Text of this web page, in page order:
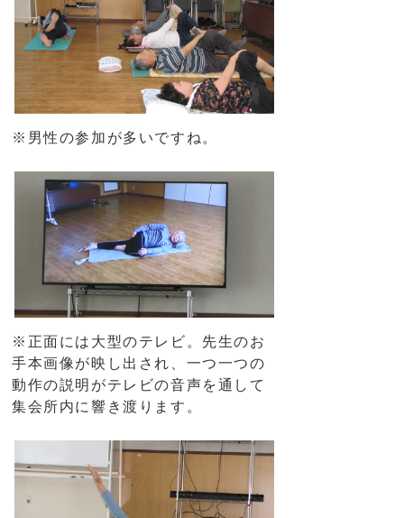
※男性の参加が多いですね。
※正面には大型のテレビ。先生のお
手本画像が映し出され、一つ一つの
動作の説明がテレビの音声を通して
集会所内に響き渡ります。